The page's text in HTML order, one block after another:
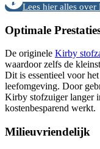
Lees hier alles
Optimale
De originele Kirby
waardoor zelfs de
Dit is essentieel voor
leefomgeving. Door
Kirby stofzuiger langer
kostenbesparend werkt.
Milieuvriendelijk